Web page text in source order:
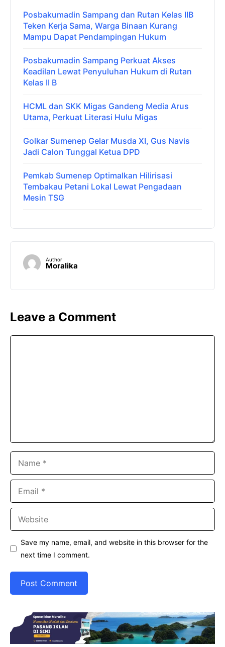
Posbakumadin Sampang dan Rutan Kelas IIB
Teken Kerja Sama, Warga Binaan Kurang
Mampu Dapat Pendampingan Hukum
Posbakumadin Sampang Perkuat Akses
Keadilan Lewat Penyuluhan Hukum di Rutan
Kelas II B
HCML dan SKK Migas Gandeng Media Arus
Utama, Perkuat Literasi Hulu Migas
Golkar Sumenep Gelar Musda XI, Gus Navis
Jadi Calon Tunggal Ketua DPD
Pemkab Sumenep Optimalkan Hilirisasi
Tembakau Petani Lokal Lewat Pengadaan
Mesin TSG
Author
Moralika
Leave a Comment
Save my name, email, and website in this browser for the
next time I comment.